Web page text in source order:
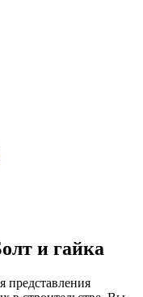
и гайка
представления